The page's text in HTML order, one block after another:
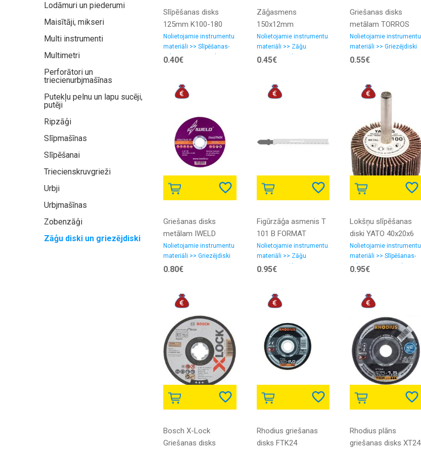
Lodāmuri un piederumi
Maisītāji, mikseri
Multi instrumenti
Multimetri
Perforātori un
triecienurbjmašīnas
Putekļu pelnu un lapu sucēji,
putēji
Ripzāģi
Slīpmašīnas
Slīpēšanai
Triecienskruvgrieži
Urbji
Urbjmašīnas
Zobenzāģi
Zāģu diski un griezējdiski
Slīpēšanas disks
125mm K100-180
Nolietojamie instrumentu
materiāli >> Slīpēšanas-
pulēšanas materiali,
0.40€
Zāģasmens
150x12mm
Nolietojamie instrumentu
materiāli >> Zāģu
asmeņi, zāģlentas
0.45€
Griešanas disks
metālam TORROS
125x1,0x22,2
Nolietojamie instrumentu
materiāli >> Griezējdiski
0.55€
Griešanas disks
metālam IWELD
125x1,0x22,2
Nolietojamie instrumentu
materiāli >> Griezējdiski
0.80€
Figūrzāģa asmenis T
101 B FORMAT
Nolietojamie instrumentu
materiāli >> Zāģu
asmeņi, zāģlentas
0.95€
Lokšņu slīpēšanas
diski YATO 40x20x6
Nolietojamie instrumentu
materiāli >> Slīpēšanas-
pulēšanas materiali,
0.95€
Bosch X-Lock
Griešanas disks
Rhodius griešanas
disks FTK24
Rhodius plāns
griešanas disks XT24